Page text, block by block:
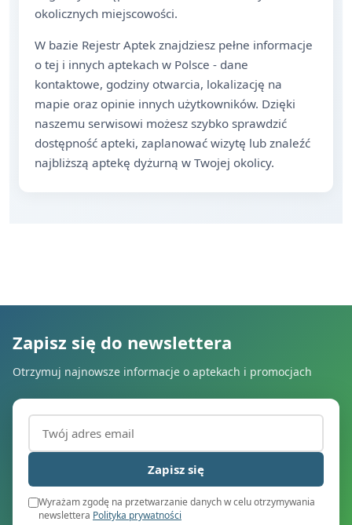
okolicznych miejscowości.
W bazie Rejestr Aptek znajdziesz pełne informacje
o tej i innych aptekach w Polsce - dane
kontaktowe, godziny otwarcia, lokalizację na
mapie oraz opinie innych użytkowników. Dzięki
naszemu serwisowi możesz szybko sprawdzić
dostępność apteki, zaplanować wizytę lub znaleźć
najbliższą aptekę dyżurną w Twojej okolicy.
Zapisz się do newslettera
Otrzymuj najnowsze informacje o aptekach i promocjach
Adres email (wymagany)
Zapisz się
Wyrażam zgodę na przetwarzanie danych w celu otrzymywania
newslettera Polityka prywatności